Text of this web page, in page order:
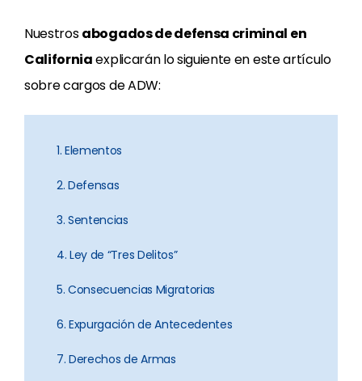
Nuestrosabogados de defensa criminal en
Californiaexplicarán lo siguiente en este artículo
sobre cargos de ADW:
1. Elementos
2. Defensas
3. Sentencias
4. Ley de “Tres Delitos”
5. Consecuencias Migratorias
6. Expurgación de Antecedentes
7. Derechos de Armas